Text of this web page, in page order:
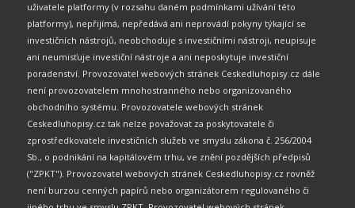
uživatele platformy (v rozsahu daném podmínkami užívání této
platformy), nepřijímá, nepředává ani neprovádí pokyny týkající se
investičních nástrojů, neobchoduje s investičními nástroji, neupisuje
ani neumisťuje investiční nástroje a ani neposkytuje investiční
poradenství. Provozovatel webových stránek Ceskedluhopisy.cz dále
není provozovatelem mnohostranného nebo organizovaného
obchodního systému. Provozovatele webových stránek
Ceskedluhopisy.cz tak nelze považovat za poskytovatele či
zprostředkovatele investičních služeb ve smyslu zákona č. 256/2004
Sb., o podnikání na kapitálovém trhu, ve znění pozdějších předpisů
("ZPKT"). Provozovatel webových stránek Ceskedluhopisy.cz rovněž
není burzou cenných papírů nebo organizátorem regulovaného či